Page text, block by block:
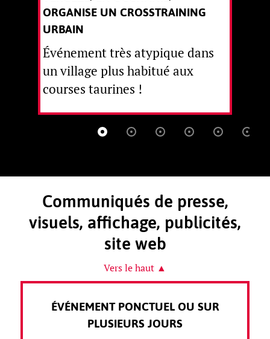
ORGANISE UN CROSSTRAINING
URBAIN
Événement très atypique dans
un village plus habitué aux
courses taurines !
Communiqués de presse,
visuels, affichage, publicités,
site web
Vers le haut ▲
ÉVÉNEMENT PONCTUEL OU SUR
PLUSIEURS JOURS